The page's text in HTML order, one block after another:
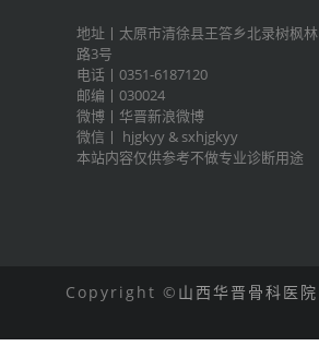
地址丨太原市清徐县王答乡北录树枫林
路3号
电话丨0351-6187120
邮编丨030024
微博丨 华晋新浪微博
微信丨 hjgkyy & sxhjgkyy
本站内容仅供参考不做专业诊断用途
Copyright © 山西华晋骨科医院